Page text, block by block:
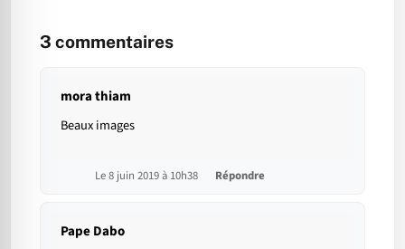
3 commentaires
mora thiam
Beaux images
Le 8 juin 2019 à 10h38 Répondre
Pape Dabo